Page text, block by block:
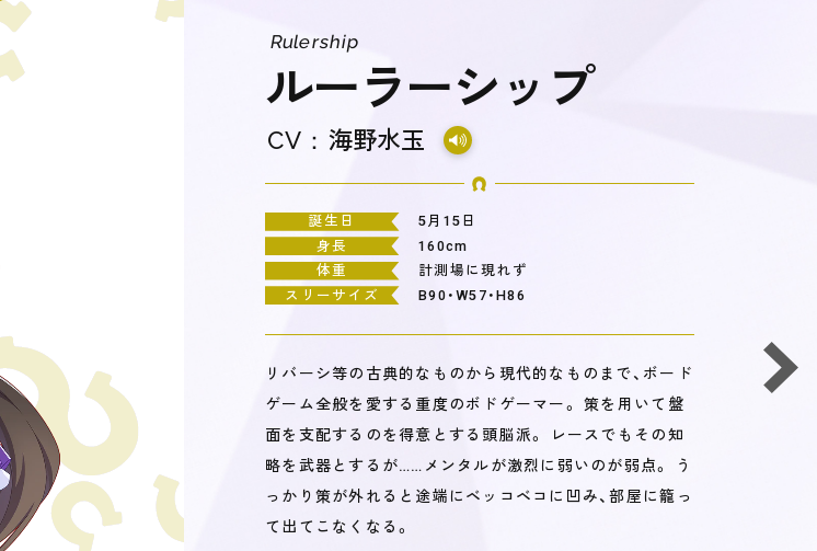
Event
Rulership
ルーラーシップ
CV： 海野水玉
誕生日
5月15日
身長
160cm
体重
計測場に現れず
スリーサイズ
B90・W57・H86
リバーシ等の古典的なものから現代的なものまで、ボード
ゲーム全般を愛する重度のボドゲーマー。 策を用いて盤
面を支配するのを得意とする頭脳派。 レースでもその知
略を武器とするが……メンタルが激烈に弱いのが弱点。 う
っかり策が外れると途端にベッコベコに凹み、部屋に籠っ
て出てこなくなる。